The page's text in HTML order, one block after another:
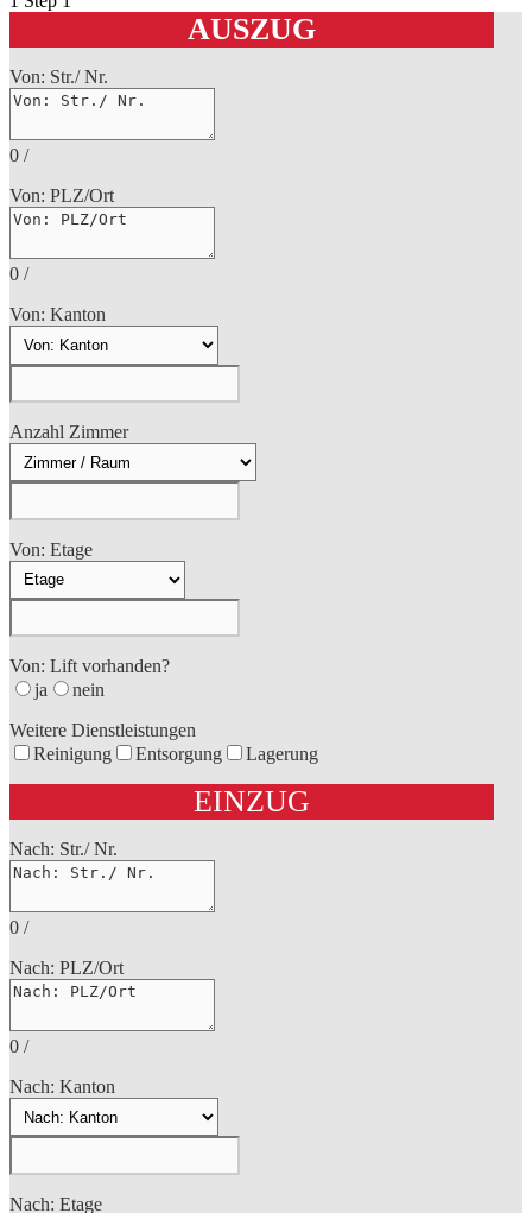
AUSZUG
Von: Str./ Nr.
0 /
Von: PLZ/Ort
0 /
Von: Kanton
Anzahl Zimmer
Von: Etage
Von: Lift vorhanden?
ja
nein
Weitere Dienstleistungen
Reinigung
Entsorgung Lagerung
EINZUG
Nach: Str./ Nr.
0 /
Nach: PLZ/Ort
0 /
Nach: Kanton
Nach: Etage